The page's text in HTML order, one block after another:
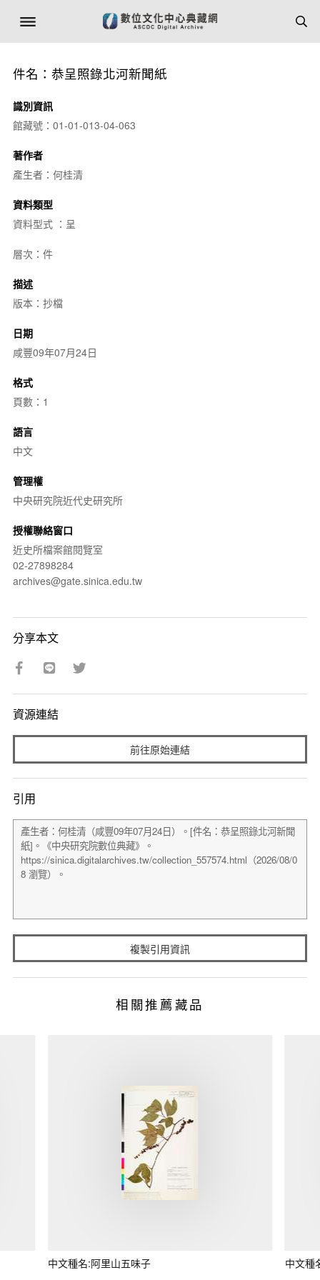
件名：恭呈照錄北河新聞紙
識別資訊
館藏號：01-01-013-04-063
著作者
產生者：何桂清
資料類型
資料型式 ：呈
層次：件
描述
版本：抄檔
日期
咸豐09年07月24日
格式
頁數：1
語言
中文
管理權
中央研究院近代史研究所
授權聯絡窗口
近史所檔案館閱覽室
02-27898284
archives@gate.sinica.edu.tw
分享本文
資源連結
前往原始連結
引用
複製引用資訊
相關推薦藏品
中文種名:阿里山五味子 中文種